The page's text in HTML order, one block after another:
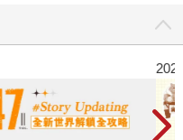
一點〉第二波